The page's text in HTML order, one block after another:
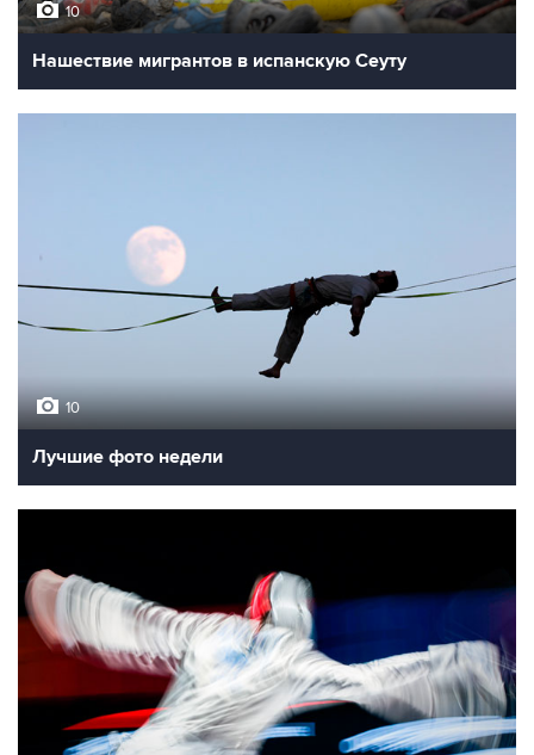
10
Нашествие мигрантов в испанскую Сеуту
10
Лучшие фото недели